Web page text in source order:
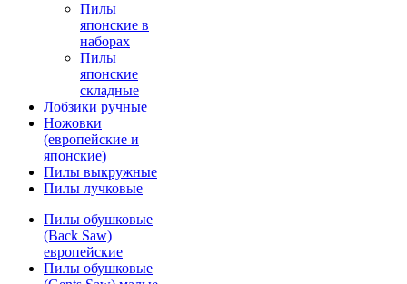
Пилы
японские в
наборах
Пилы
японские
складные
Лобзики ручные
Ножовки
(европейские и
японские)
Пилы выкружные
Пилы лучковые
Пилы обушковые
(Back Saw)
европейские
Пилы обушковые